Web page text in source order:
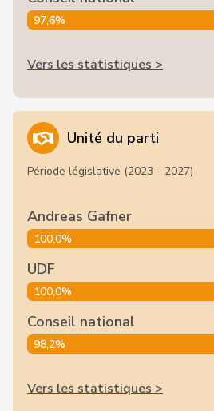
97,6%
Vers les statistiques >
Unité du parti
Période législative (2023 - 2027)
Andreas Gafner
100,0%
UDF
100,0%
Conseil national
98,2%
Vers les statistiques >